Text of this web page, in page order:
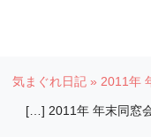
気まぐれ日記 » 2011年
[…] 2011年 年末同窓